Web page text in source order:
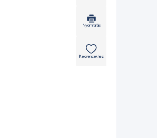
Nyomtatás
Kedvencekhez